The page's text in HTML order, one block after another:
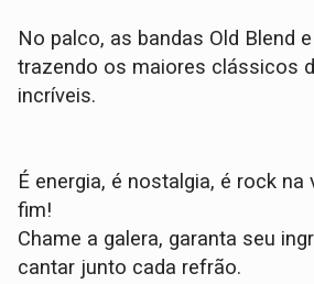
No palco, as bandas Old Blend
trazendo os maiores clássicos
incríveis.
É energia, é nostalgia, é rock na
fim!
Chame a galera, garanta seu
cantar junto cada refrão.